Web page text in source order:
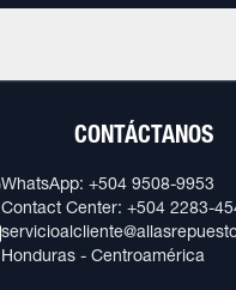
CONTÁCTANOS
WhatsApp: +504 9508-9953
Contact Center: +504 2283-
Honduras - Centroamérica